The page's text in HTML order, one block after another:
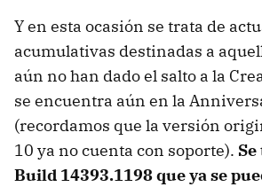
Y en esta ocasión se trata de
acumulativas destinadas a
aún no han dado el salto a la
se encuentra aún en la
(recordamos que la versión
10 ya no cuenta con soporte).
Build 14393.1198 que ya se